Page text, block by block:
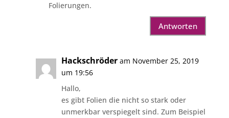
Folierungen.
Antworten
Hackschröder am November 25, 2019
um 19:56
Hallo,
es gibt Folien die nicht so stark oder
unmerkbar verspiegelt sind. Zum Beispiel